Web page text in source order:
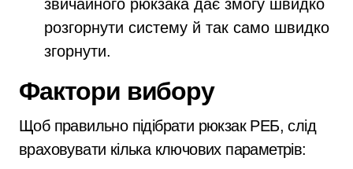
звичайного рюкзака дає змогу швидко
розгорнути систему й так само швидко
згорнути.
Фактори вибору
Щоб правильно підібрати рюкзак РЕБ, слід
враховувати кілька ключових параметрів: